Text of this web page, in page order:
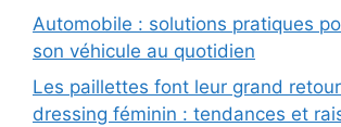
Automobile : solutions pratiques
son véhicule au quotidien
Les paillettes font leur grand
dressing féminin : tendances et